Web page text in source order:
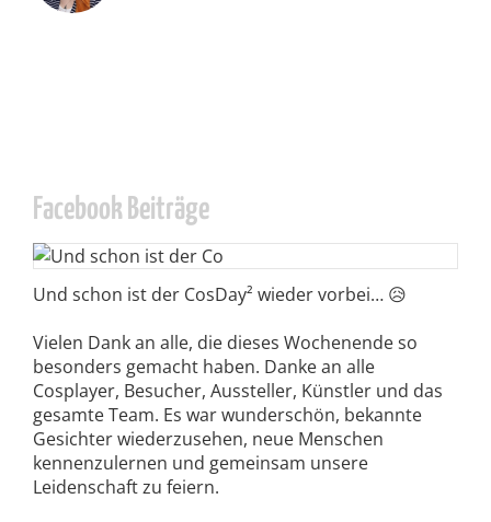
Facebook Beiträge
Und schon ist der CosDay² wieder vorbei… 😥
Vielen Dank an alle, die dieses Wochenende so
besonders gemacht haben. Danke an alle
Cosplayer, Besucher, Aussteller, Künstler und das
gesamte Team. Es war wunderschön, bekannte
Gesichter wiederzusehen, neue Menschen
kennenzulernen und gemeinsam unsere
Leidenschaft zu feiern.